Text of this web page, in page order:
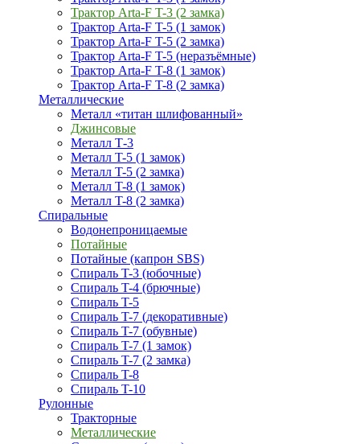
Трактор Arta-F T-3 (2 замка)
Трактор Arta-F T-5 (1 замок)
Трактор Arta-F T-5 (2 замка)
Трактор Arta-F T-5 (неразъёмные)
Трактор Arta-F T-8 (1 замок)
Трактор Arta-F T-8 (2 замка)
Металлические
Металл «титан шлифованный»
Джинсовые
Металл Т-3
Металл T-5 (1 замок)
Металл T-5 (2 замка)
Металл T-8 (1 замок)
Металл T-8 (2 замка)
Спиральные
Водонепроницаемые
Потайные
Потайные (капрон SBS)
Спираль T-3 (юбочные)
Спираль T-4 (брючные)
Спираль T-5
Спираль T-7 (декоративные)
Спираль T-7 (обувные)
Спираль T-7 (1 замок)
Спираль T-7 (2 замка)
Спираль T-8
Спираль T-10
Рулонные
Тракторные
Металлические